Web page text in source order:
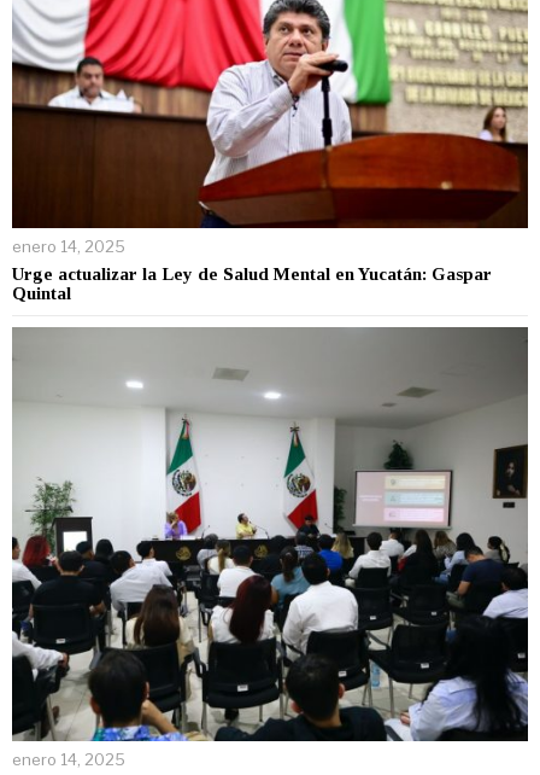
enero 14, 2025
Urge actualizar la Ley de Salud Mental en Yucatán: Gaspar
Quintal
enero 14, 2025